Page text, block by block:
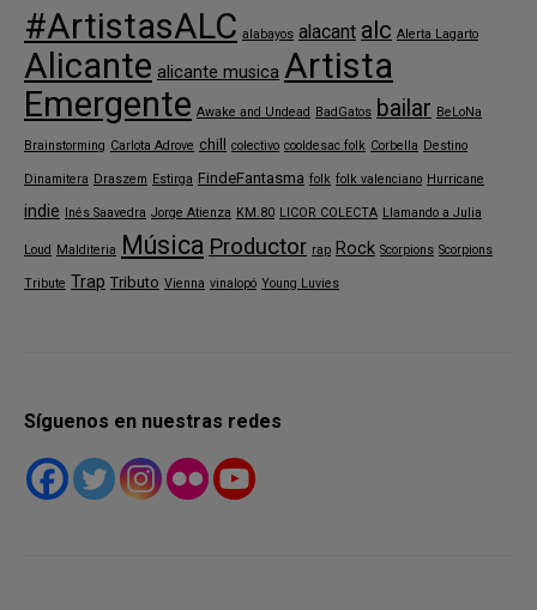
#ArtistasALC alabayos alacant alc Alerta Lagarto
Alicante alicante musica Artista
Emergente Awake and Undead BadGatos bailar BeLoNa
Brainstorming Carlota Adrove chill colectivo cooldesac folk Corbella Destino
Dinamitera Draszem Estirga FindeFantasma folk folk valenciano Hurricane
indie Inés Saavedra Jorge Atienza KM.80 LICOR COLECTA Llamando a Julia
Loud Malditeria Música Productor rap Rock Scorpions Scorpions
Tribute Trap Tributo Vienna vinalopó Young Luvies
Síguenos en nuestras redes